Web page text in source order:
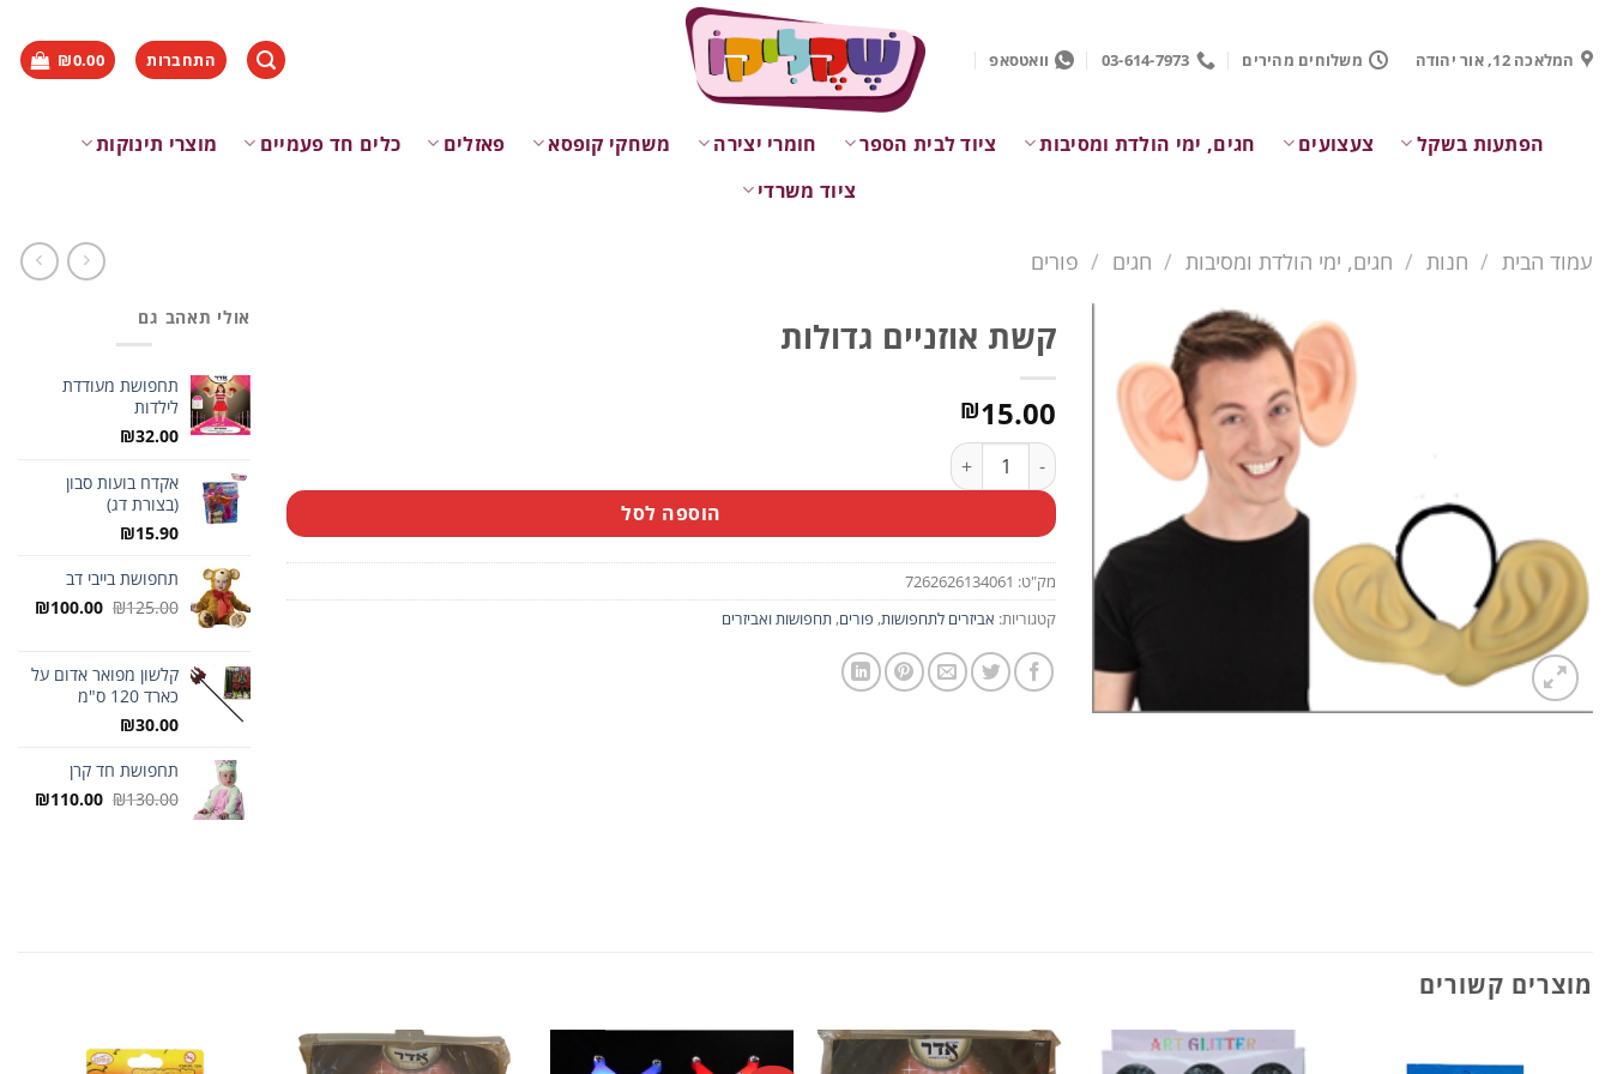
contentהמלאכה 12, אור יהודה משלוחים מהירים 03-614-7973 וואטסאפ התחברות ₪0.00
הפתעות בשקל צעצועים חגים, ימי הולדת ומסיבות ציוד לבית הספר חומרי יצירה משחקי קופסא פאזלים כלים חד פעמיים
מוצרי תינוקות
ציוד משרדי
עמוד הבית / חנות / חגים, ימי הולדת ומסיבות / חגים / פורים
קשת אוזניים גדולות
₪15.00
כמות של קשת אוזניים גדולות
הוספה לסל
מק"ט: 7262626134061
קטגוריות: אביזרים לתחפושות, פורים, תחפושות ואביזרים
אולי תאהב גם
תחפושת מעודדת
לילדות
₪32.00
אקדח בועות סבון
(בצורת דג)
₪15.90
תחפושת בייבי דב
₪125.00
המחיר
₪125.00.
₪100.00
קלשון מפואר אדום על
כארד 120 ס"מ
₪30.00
תחפושת חד קרן
₪130.00
המחיר ₪110.00
מוצרים קשורים